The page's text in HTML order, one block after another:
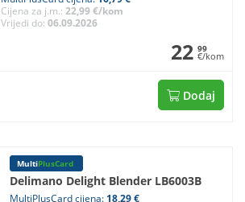
Cijena za j.m.:22,99 €/kom
Vrijedi do:06.09.2026
22 99
€/kom
Dodaj
MultiPlusCard
Delimano Delight Blender LB6003B
MultiPlusCard cijena: 18,29 €